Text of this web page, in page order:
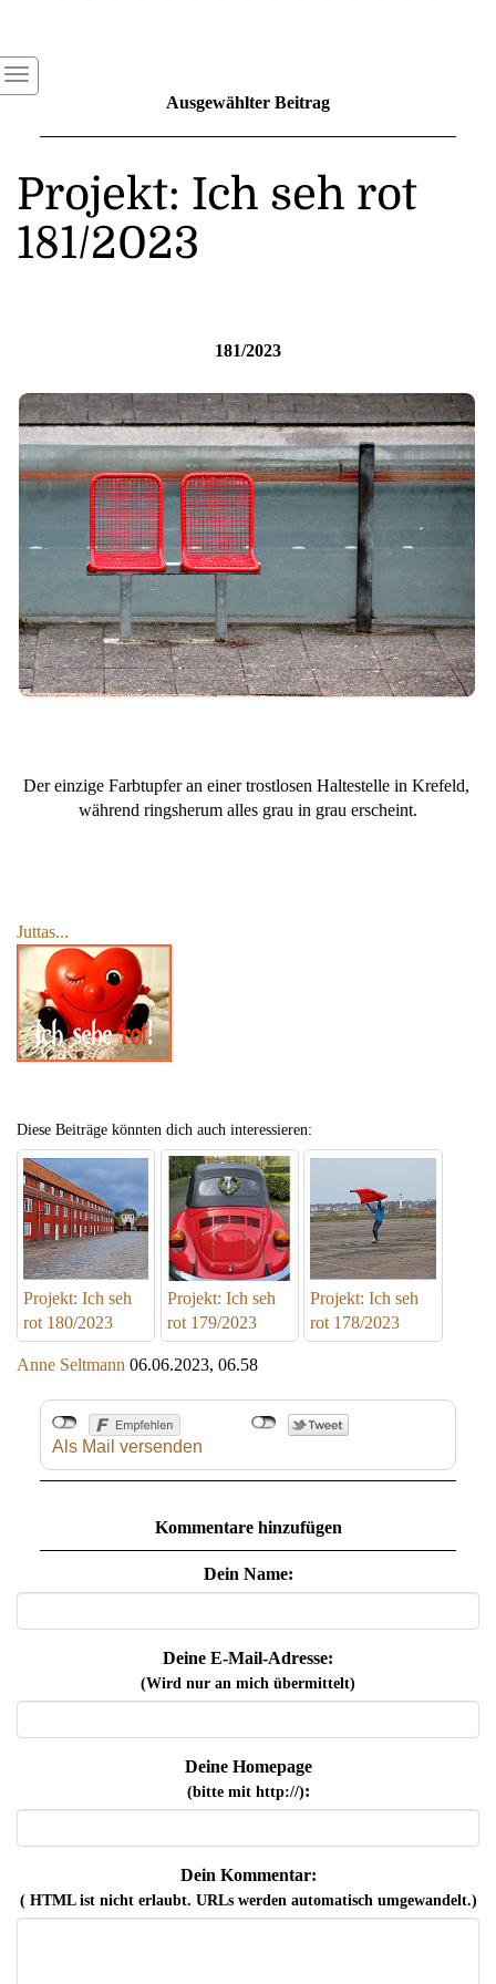
Ausgewählter Beitrag
Projekt: Ich seh rot
181/2023
181/2023
Der einzige Farbtupfer an einer trostlosen Haltestelle in Krefeld,
während ringsherum alles grau in grau erscheint.
Juttas...
Diese Beiträge könnten dich auch interessieren:
Projekt: Ich seh
rot 180/2023
Projekt: Ich seh
rot 179/2023
Projekt: Ich seh
rot 178/2023
Anne Seltmann 06.06.2023, 06.58
Als Mail versenden
Kommentare hinzufügen
Dein Name:
Deine E-Mail-Adresse:
(Wird nur an mich übermittelt)
Deine Homepage
(bitte mit http://):
Dein Kommentar:
( HTML ist nichterlaubt. URLs werden automatisch umgewandelt.)